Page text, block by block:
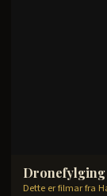
4
filmer
Dronefylging
Dette er filmar fra